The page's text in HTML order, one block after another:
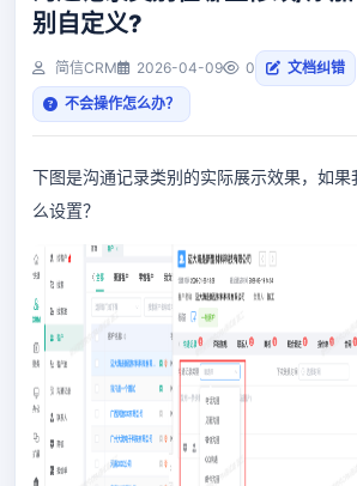
别自定义?
简信CRM 2026-04-09 0
文档纠错
不会操作怎么办？
下图是沟通记录类别的实际展示效果，如果
么设置？